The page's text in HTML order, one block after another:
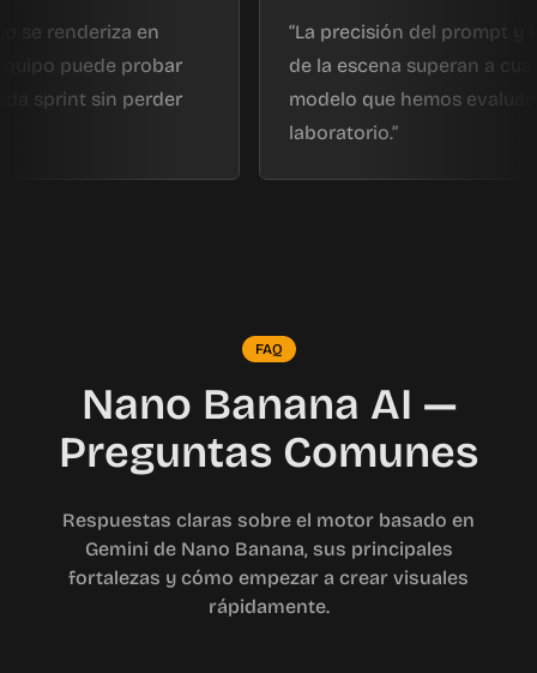
en
probar
sin perder
La precisión del prompt y la
de la escena superan a cualquier
modelo que hemos evaluado en
laboratorio.
FAQ
Nano Banana AI —
Preguntas Comunes
Respuestas claras sobre el motor basado en
Gemini de Nano Banana, sus principales
fortalezas y cómo empezar a crear visuales
rápidamente.